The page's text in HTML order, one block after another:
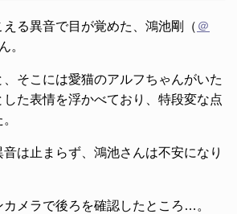
る異音で目が覚めた、鴻池剛（ ＠
。
そこには愛猫のアルフちゃんがいた
した表情を浮かべており、特段変な点
は止まらず、鴻池さんは不安になり
メラで後ろを確認したところ…。